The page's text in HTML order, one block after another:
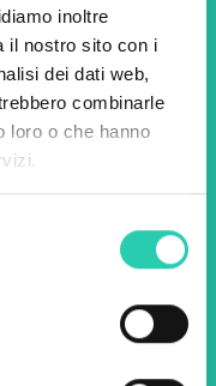
inoltre
il nostro sito con i
dei dati web,
combinarle
loro o che hanno
2025 per